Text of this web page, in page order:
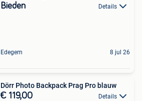
Bieden Details
Edegem 8 jul 26
Dörr Photo Backpack Prag Pro blauw
€ 119,00 Details